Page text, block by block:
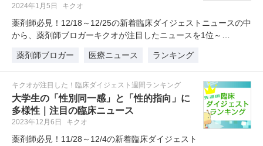
2024年1月5日 キクオ
薬剤師必見！12/18～12/25の新着臨床ダイジェストニュースの中
から、薬剤師ブロガーキクオが注目したニュースを1位～…
薬剤師ブロガー 医療ニュース ランキング
キクオが注目した！臨床ダイジェスト週間ランキング
大学生の「性別同一感」と「性的指向」に
多様性｜注目の臨床ニュース
2023年12月6日 キクオ
薬剤師必見！11/28～12/4の新着臨床ダイジェスト